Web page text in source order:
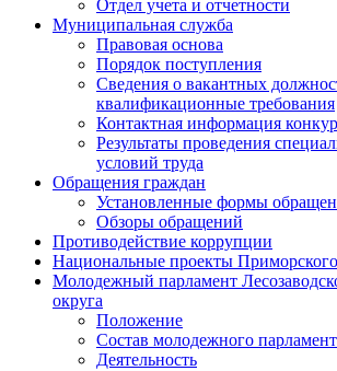
Отдел учета и отчетности
Муниципальная служба
Правовая основа
Порядок поступления
Сведения о вакантных
квалификационные требования
Контактная информация
Результаты проведения
условий труда
Обращения граждан
Установленные формы
Обзоры обращений
Противодействие коррупции
Национальные проекты
Молодежный парламент
округа
Положение
Состав молодежного
Деятельность